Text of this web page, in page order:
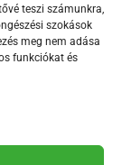
teszi számunkra,
szokások
meg nem adása
funkciókat és
a